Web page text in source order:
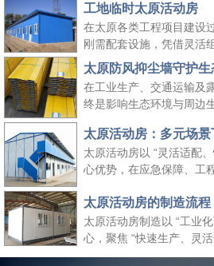
握科学的养护方法，既能
转成本，又能保障太原工
配长期施工场景需求。
工地临时太原活动房
在太原各类工程项目建设
刚需配套设施，凭借灵活
成为保障施工团队生活与
快速响应工地临时空间需
施工场景特点，为工程项
时契合绿色施工、高效管
太原防风抑尘墙守护
在工业生产、交通运输及
终是影响生态环境与周边
学的结构设计与实用性能
行绿色发展理念的关键选
起双重防线。
太原活动房：多元场
太原活动房以 “灵活适配
心优势，在应急保障、工
决了 “临时使用” 的便捷性
时效性、灵活性与经济性
元需求的重要建筑补充。
太原活动房的制造流程
太原活动房制造以 “工业
心，聚焦 “快速生产、灵
过标准化流程把控各环节